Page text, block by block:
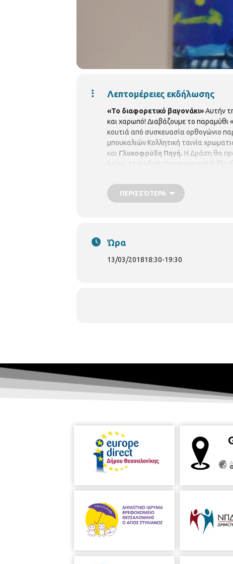
Λεπτομέρειες εκδήλωσης
«Το διαφορετικό βαγονάκι»Αυτήν
και χαρωπό! Διαβάζουμε το παραμύθι
κουτιά από συσκευασία ορθογώνιο
μπουκαλιών Κολλητική ταινία
και Γλυκοφρύδη Πηγή. Η Δράση θα
(μέχρι 15 παιδιά). Περιφερειακή
ΠΕΡΙΣΣΌΤΕΡΑ
Ώρα
13/03/201818:30-19:30